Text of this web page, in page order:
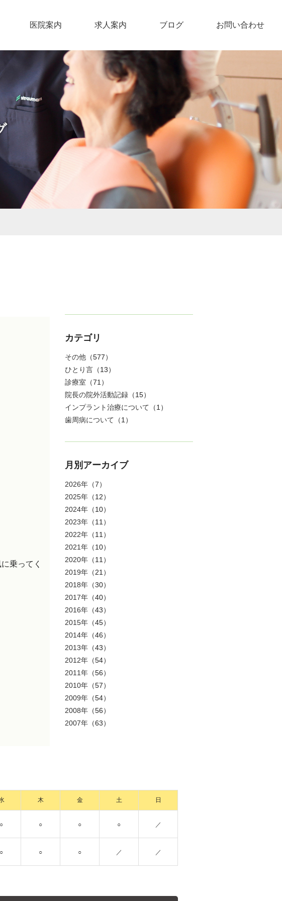
医院案内 求人案内 ブログ お問い合わせ
乗ってく
カテゴリ
その他 （577）
ひとり言 （13）
診療室 （71）
院長の院外活動記録 （15）
インプラント治療について （1）
歯周病について （1）
月別アーカイブ
2026年 （7）
2025年 （12）
2024年 （10）
2023年 （11）
2022年 （11）
2021年 （10）
2020年 （11）
2019年 （21）
2018年 （30）
2017年 （40）
2016年 （43）
2015年 （45）
2014年 （46）
2013年 （43）
2012年 （54）
2011年 （56）
2010年 （57）
2009年 （54）
2008年 （56）
2007年 （63）
木 金 土 日
○ ○ ○ ○ ／
○ ○ ○ ／ ／